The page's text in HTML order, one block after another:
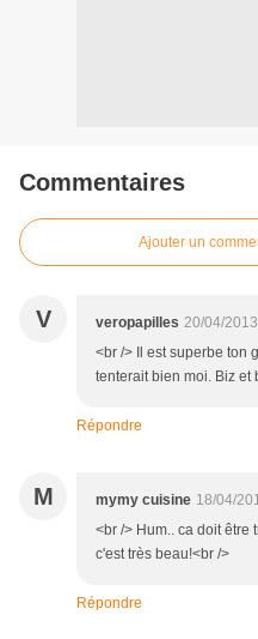
Commentaires
Ajouter un
V veropapilles 20/04/
<br /> Il est superbe ton
tenterait bien moi. Biz et
Répondre
M mymy cuisine 18/04/
<br /> Hum.. ca doit être
c'est très beau!<br />
Répondre